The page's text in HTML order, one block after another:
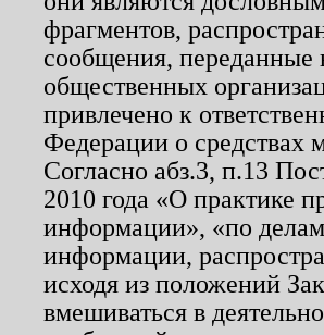
фрагментов,
сообщения, переданные
общественных
привлечено к
Федерации о средствах
Согласно абз.3, п.13
2010 года «О практике
информации», «по
информации,
исходя из положений
вмешиваться в